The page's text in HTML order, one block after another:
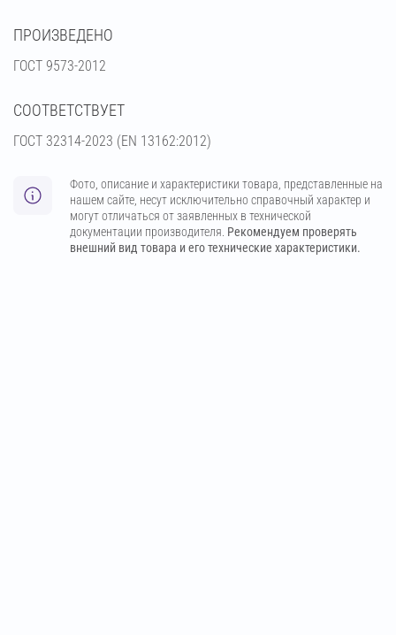
ПРОИЗВЕДЕНО
ГОСТ 9573-2012
СООТВЕТСТВУЕТ
ГОСТ 32314-2023 (ЕN 13162:2012)
Фото, описание и характеристики товара, представленные на
нашем сайте, несут исключительно справочный характер и
могут отличаться от заявленных в технической
документации производителя. Рекомендуем проверять
внешний вид товара и его технические характеристики.